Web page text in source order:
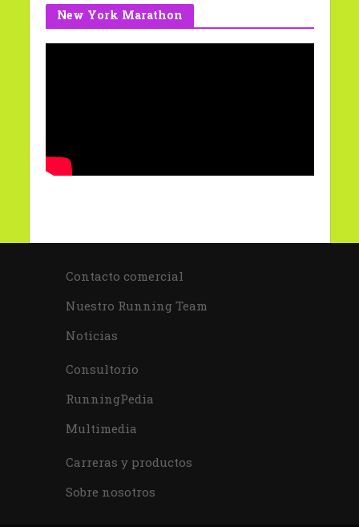
New York Marathon
Contacto comercial
Nuestro Running Team
Noticias
Consultorio
RunningPedia
Multimedia
Carreras y productos
Sobre nosotros